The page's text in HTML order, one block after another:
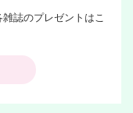
誌のプレゼントはこ